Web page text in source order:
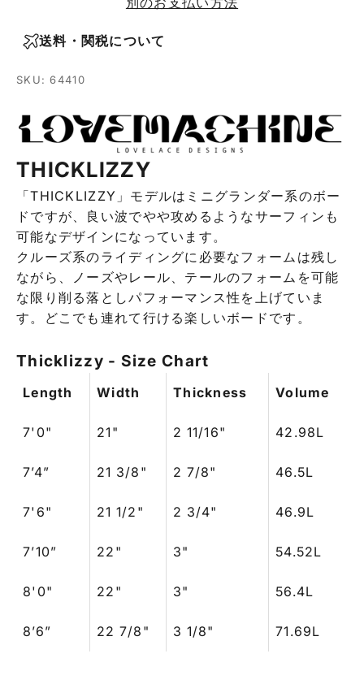
送料・関税について
SKU: 64410
THICKLIZZY
「THICKLIZZY」モデルはミニグランダー系のボー
ドですが、良い波でやや攻めるようなサーフィンも
可能なデザインになっています。
クルーズ系のライディングに必要なフォームは残し
ながら、ノーズやレール、テールのフォームを可能
な限り削る落としパフォーマンス性を上げていま
す。どこでも連れて行ける楽しいボードです。
Thicklizzy - Size Chart
Length Width Thickness Volume
7'0" 21" 2 11/16" 42.98L
7’4” 21 3/8" 2 7/8" 46.5L
7'6" 21 1/2" 2 3/4" 46.9L
7’10” 22" 3" 54.52L
8'0" 22" 3" 56.4L
8’6” 22 7/8" 3 1/8" 71.69L